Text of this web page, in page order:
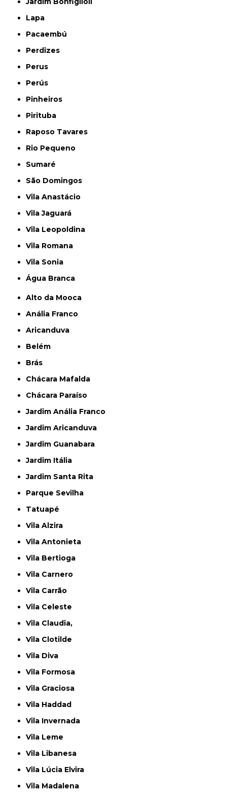
Lapa
Pacaembú
Perdizes
Perus
Perús
Pinheiros
Pirituba
Raposo Tavares
Rio Pequeno
Sumaré
São Domingos
Vila Anastácio
Vila Jaguará
Vila Leopoldina
Vila Romana
Vila Sonia
Água Branca
Alto da Mooca
Anália Franco
Aricanduva
Belém
Brás
Chácara Mafalda
Chácara Paraíso
Jardim Anália Franco
Jardim Aricanduva
Jardim Guanabara
Jardim Itália
Jardim Santa Rita
Parque Sevilha
Tatuapé
Vila Alzira
Vila Antonieta
Vila Bertioga
Vila Carnero
Vila Carrão
Vila Celeste
Vila Claudia,
Vila Clotilde
Vila Diva
Vila Formosa
Vila Graciosa
Vila Haddad
Vila Invernada
Vila Leme
Vila Libanesa
Vila Lúcia Elvira
Vila Madalena